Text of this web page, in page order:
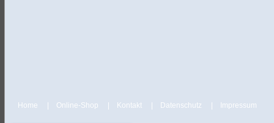
Home Online-Shop Kontakt Datenschutz Impressum